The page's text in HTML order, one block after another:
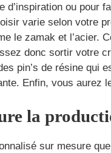
ou pour
varie selon votre
le zamak et l’acier.
donc sortir votre
pin’s de résine qui
Enfin, vous
la
sur mesure